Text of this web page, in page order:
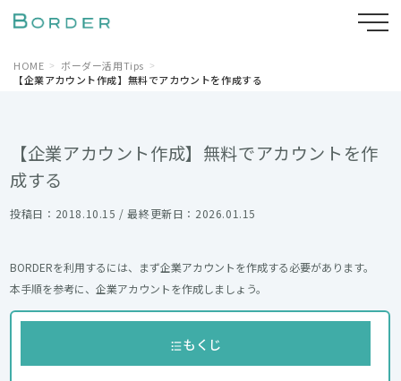
HOME
ボーダー活用Tips
【企業アカウント作成】無料でアカウントを作成する
【企業アカウント作成】無料でアカウントを作
成する
投稿日：2018.10.15 / 最終更新日：2026.01.15
BORDERを利用するには、まず企業アカウントを作成する必要があります。
本手順を参考に、企業アカウントを作成しましょう。
もくじ